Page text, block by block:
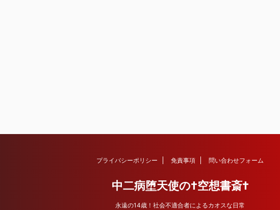
プライバシーポリシー 免責事項 問い合わせフォーム
中二病堕天使の†空想書斎†
永遠の14歳！社会不適合者によるカオスな日常